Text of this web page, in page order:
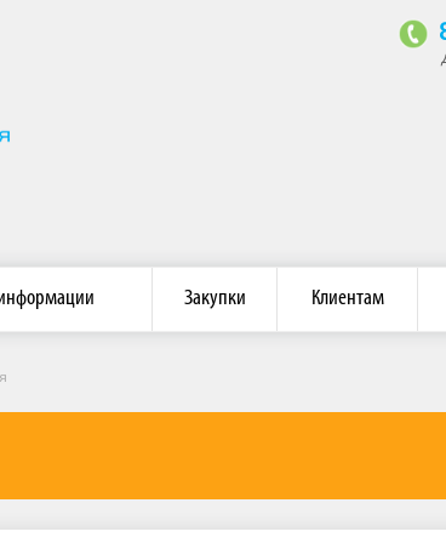
«Восток»
Закупки Клиентам